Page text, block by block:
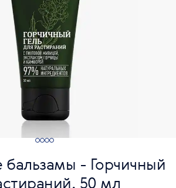
- Горчичный
50 мл